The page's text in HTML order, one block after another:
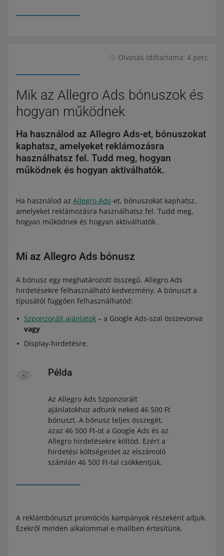
Olvasás időtartama: 4 perc
Mik az Allegro Ads bónuszok és
hogyan működnek
Ha használod az Allegro Ads-et, bónuszokat
kaphatsz, amelyeket reklámozásra
használhatsz fel. Tudd meg, hogyan
működnek és hogyan aktiválhatók.
Ha használod az Allegro Ads-et, bónuszokat kaphatsz,
amelyeket reklámozásra használhatsz fel. Tudd meg,
hogyan működnek és hogyan aktiválhatók.
Mi az Allegro Ads bónusz
A bónusz egy meghatározott összegű, Allegro Ads
hirdetésekre felhasználható kedvezmény. A bónuszt a
típusától függően felhasználhatód:
Szponzorált ajánlatok – a Google Ads-szal összevonva
vagy
Display-hirdetésre.
Példa
Az Allegro Ads Szponzorált
ajánlatokhoz adtunk neked 46 500 Ft
bónuszt. A bónusz teljes összegét,
azaz 46 500 Ft-ot a Google Ads és az
Allegro hirdetésekre költöd. Ezért a
hirdetési költségeidet az elszámoló
számlán 46 500 Ft-tal csökkentjük.
A reklámbónuszt promóciós kampányok részeként adjuk.
Ezekről minden alkalommal e-mailben értesítünk.